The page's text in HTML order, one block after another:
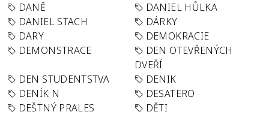
DANĚ
DANIEL HŮLKA
DANIEL STACH
DÁRKY
DARY
DEMOKRACIE
DEMONSTRACE
DEN OTEVŘENÝCH
DVEŘÍ
DEN STUDENTSTVA
DENIK
DENÍK N
DESATERO
DEŠTNÝ PRALES
DĚTI